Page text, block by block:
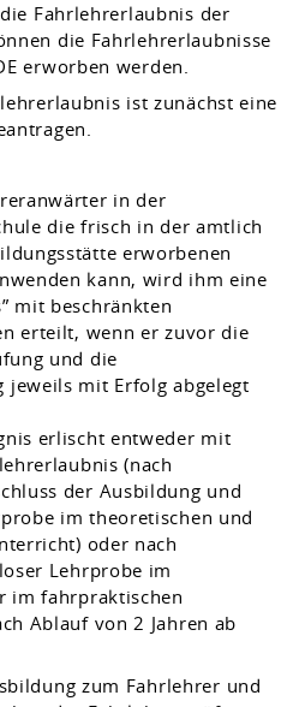
Fahrlehrerlaubnis der
die Fahrlehrerlaubnisse
erworben werden.
ist zunächst eine
in der
die frisch in der amtlich
erworbenen
kann, wird ihm eine
mit beschränkten
erteilt, wenn er zuvor die
und die
jeweils mit Erfolg abgelegt
erlischt entweder mit
(nach
der Ausbildung und
im theoretischen und
oder nach
Lehrprobe im
im fahrpraktischen
Ablauf von 2 Jahren ab
zum Fahrlehrer und